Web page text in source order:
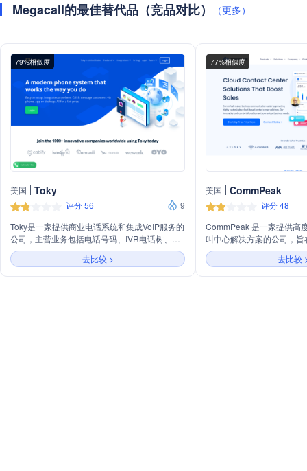
Megacall的最佳替代品（竞品对比） （更多）
79%相似度
美国 Toky
评分 56
9
Toky是一家提供商业电话系统和集成VoIP服务的
公司，主营业务包括电话号码、IVR电话树、报
告、实时通话、短信、通话监控、语音邮件、自
动拨号器、笔记和标签、呼叫策略、点击拨号和
语音转文本等功能。此外，Toky还提供与多种
去比较 >
77%相似度
美国 CommPeak
评分 48
CommPeak 是一家提供高
叫中心解决方案的公司，
足独特的业务需求。主要
器、云PBX、短信平台、
务和电话号码验证服务，
去比较